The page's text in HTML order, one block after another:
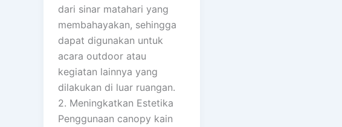
dari sinar matahari yang
membahayakan, sehingga
dapat digunakan untuk
acara outdoor atau
kegiatan lainnya yang
dilakukan di luar ruangan.
2. Meningkatkan Estetika
Penggunaan canopy kain